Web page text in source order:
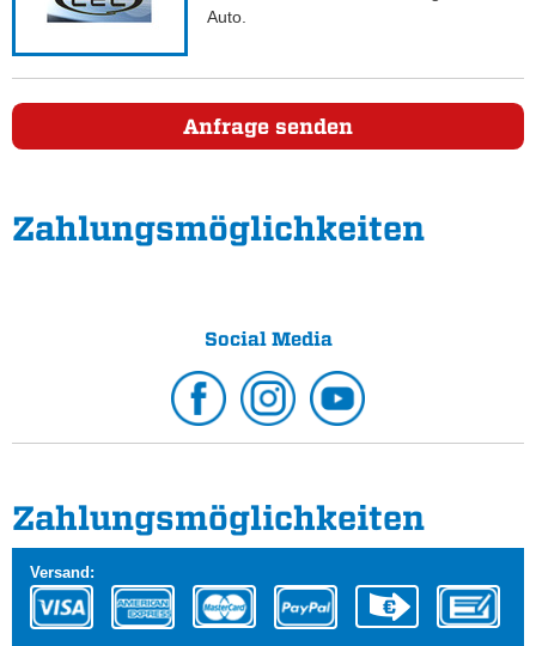
Auto.
Anfrage senden
Zahlungs­möglichkeiten
Social Media
Zahlungs­möglichkeiten
Versand: